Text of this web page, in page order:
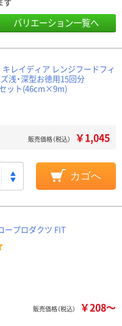
バリエーション一覧へ
レイディア レンジフードフィ
浅・深型お徳用15回分
ット(46cm×9m)
販売価格（税込） ￥1,045
カゴへ
ープロダクツ FIT
販売価格（税込） ￥208～